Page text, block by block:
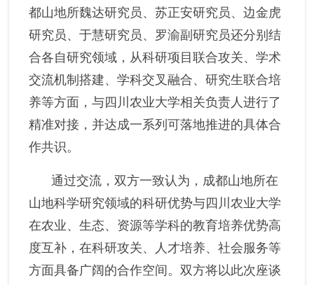
都山地所魏达研究员 、苏正安研究员 、边金虎
研究员 、于慧研究员 、 罗渝副研究员还分别结
合各自研究领域，从科研项目联合攻关、学术
交流机制搭建、学科交叉融合、研究生联合培
养等方面，与四川农业大学相关负责人进行了
精准对接， 并达成一系列可落地推进的具体合
作共识。
通过交流 ，双方一致认为 ， 成都山地所在
山地科学研究领域的科研优势与四川农业大学
在农业、生态、资源等学科的教育培养优势高
度互补，在科研攻关、人才培养、社会服务等
方面具备广阔的合作空间。双方将以此次座谈